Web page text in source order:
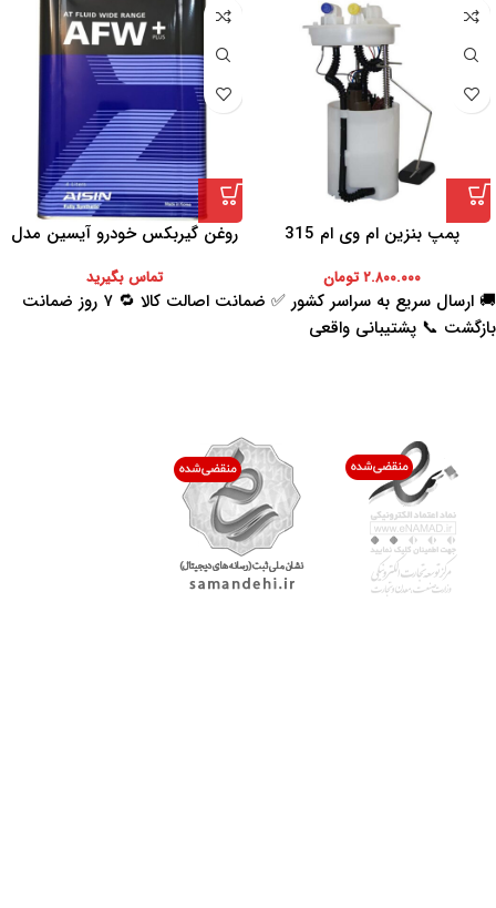
پمپ بنزین ام وی ام 315
۲.۸۰۰.۰۰۰تومان
روغن گیربکس خودرو آیسین مدل
تماس بگیرید
🚚 ارسال سریع به سراسر کشور ✅ ضمانت اصالت کالا 🔁 ۷ روز ضمانت
بازگشت 📞 پشتیبانی واقعی